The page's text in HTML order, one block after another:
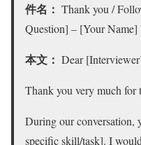
件名： Thank you /
Question] – [Your Name]
本文： Dear
Thank you very much
During our conversation,
specific skill/task]. I